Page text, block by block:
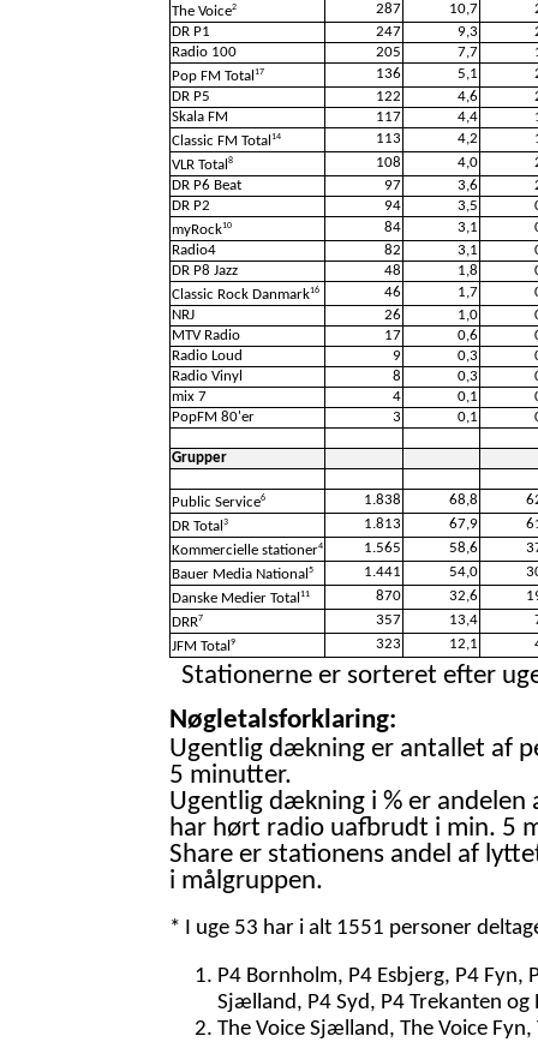
The Voice2 287 10,7
DR P1
247 9,3
Radio 100
205 7,7
Pop FM Total 17 136 5,1
DR P5
122 4,6
Skala FM
117 4,4
Classic FM Total 14 113 4,2
VLR Total 8 108 4,0
DR P6 Beat
97 3,6
DR P2
94 3,5
myRock10 84 3,1
Radio4
82 3,1
DR P8 Jazz
48 1,8
Classic Rock Danmark16 46 1,7
NRJ
26 1,0
MTV Radio
17 0,6
Radio Loud
9 0,3
Radio Vinyl
8 0,3
mix 7
4 0,1
PopFM 80'er
3 0,1
Grupper
Public Service6 1.838 68,8
DR Total 3 1.813 67,9
Kommercielle stationer4 1.565 58,6
Bauer Media National 5 1.441 54,0
Danske Medier Total 11 870 32,6
DRR7 357 13,4
JFM Total 9 323 12,1
Stationerne er sorteret efter
Nøgletalsforklaring:
Ugentlig dækning er antallet af
5 minutter.
Ugentlig dækning i % er
har hørt radio uafbrudt i min. 5
Share er stationens andel af
i målgruppen.
* I uge 53 har i alt 1551 personer
P4 Bornholm, P4 Esbjerg, P4
Sjælland, P4 Syd, P4 Trekanten
The Voice Sjælland, The Voice